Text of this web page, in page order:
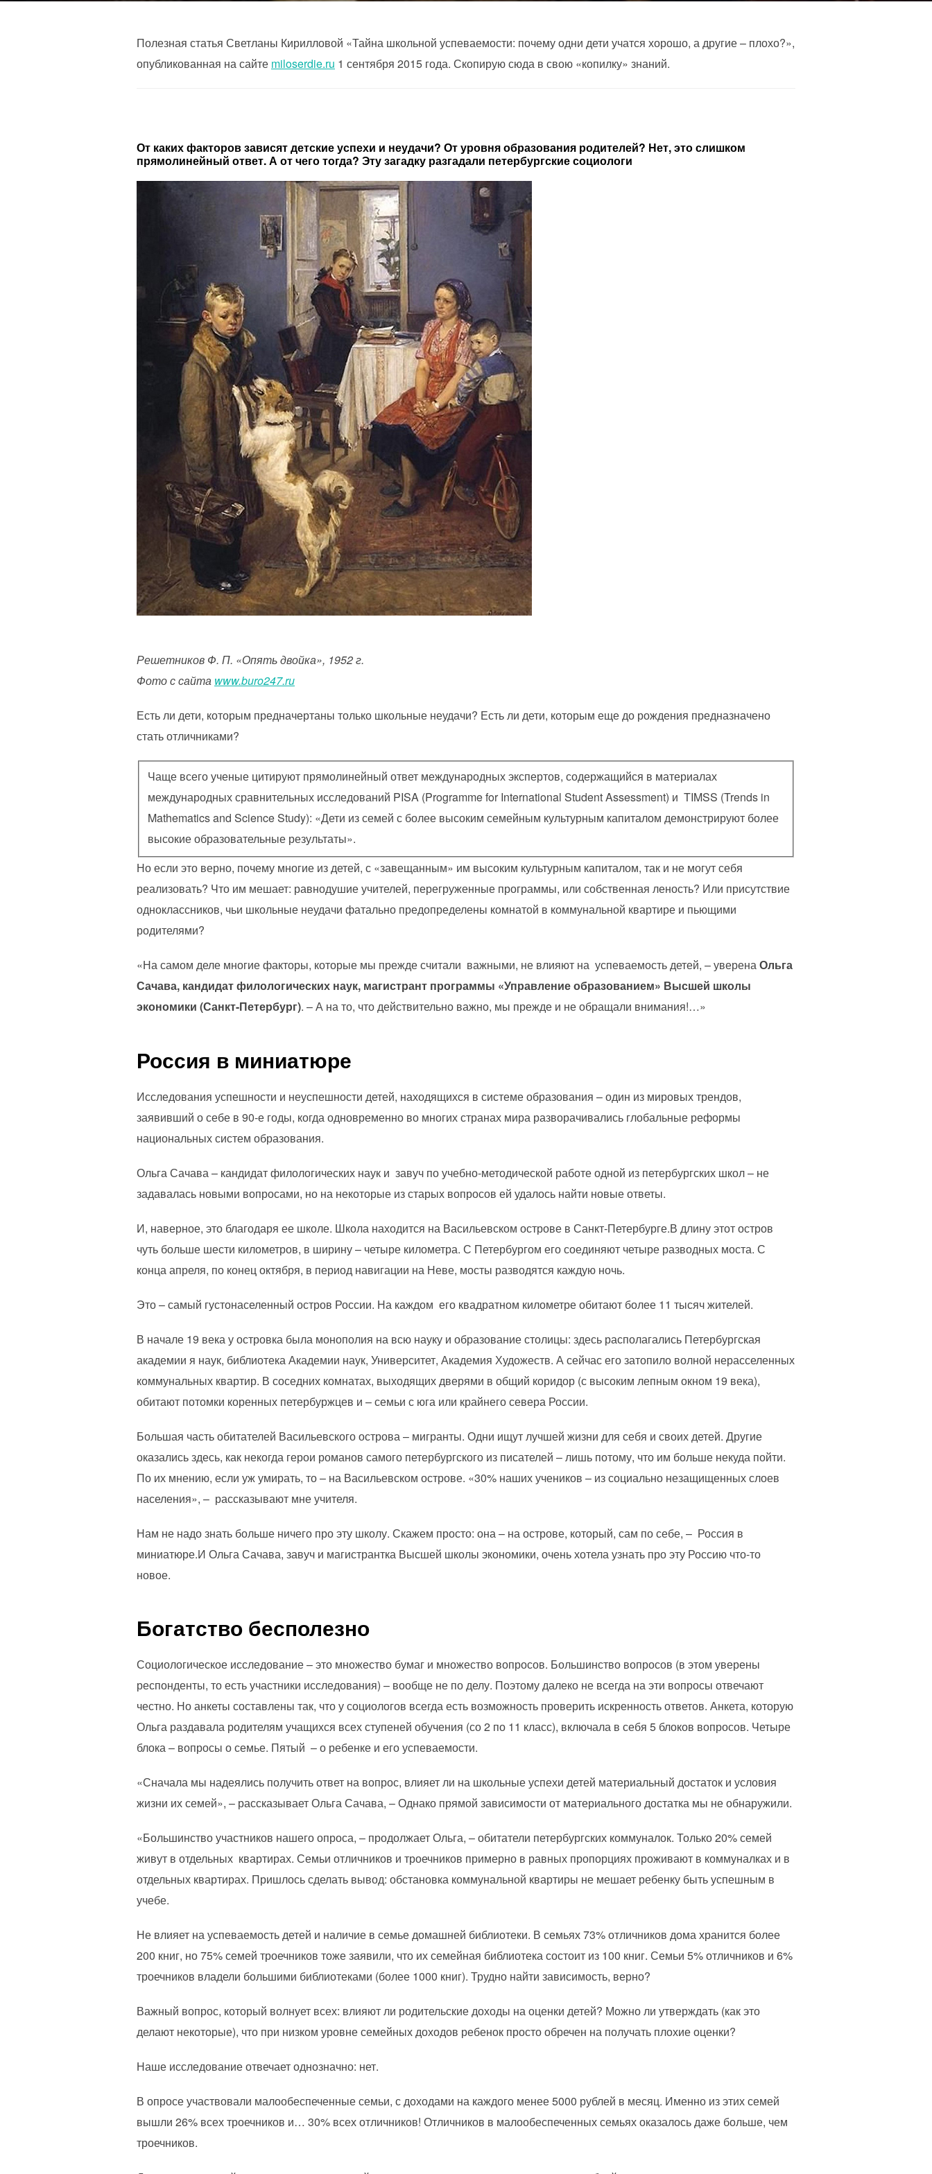
Полезная статья Светланы Кирилловой «Тайна школьной успеваемости: почему одни дети учатся хорошо, а другие – плохо?»,
опубликованная на сайте miloserdie.ru 1 сентября 2015 года. Скопирую сюда в свою «копилку» знаний.
От каких факторов зависят детские успехи и неудачи? От уровня образования родителей? Нет, это слишком
прямолинейный ответ. А от чего тогда? Эту загадку разгадали петербургские социологи
Решетников Ф. П. «Опять двойка», 1952 г.
Фото с сайта www.buro247.ru
Есть ли дети, которым предначертаны только школьные неудачи? Есть ли дети, которым еще до рождения предназначено
стать отличниками?
Чаще всего ученые цитируют прямолинейный ответ международных экспертов, содержащийся в материалах
международных сравнительных исследований PISA (Programme for International Student Assessment) и TIMSS (Trends in
Mathematics and Science Study): «Дети из семей с более высоким семейным культурным капиталом демонстрируют более
высокие образовательные результаты».
Но если это верно, почему многие из детей, с «завещанным» им высоким культурным капиталом, так и не могут себя
реализовать? Что им мешает: равнодушие учителей, перегруженные программы, или собственная леность? Или присутствие
одноклассников, чьи школьные неудачи фатально предопределены комнатой в коммунальной квартире и пьющими
родителями?
«На самом деле многие факторы, которые мы прежде считали важными, не влияют на успеваемость детей, – уверенаОльга
Сачава, кандидат филологических наук, магистрант программы «Управление образованием» Высшей школы
экономики (Санкт-Петербург). – А на то, что действительно важно, мы прежде и не обращали внимания!…»
Россия в миниатюре
Исследования успешности и неуспешности детей, находящихся в системе образования – один из мировых трендов,
заявивший о себе в 90-е годы, когда одновременно во многих странах мира разворачивались глобальные реформы
национальных систем образования.
Ольга Сачава – кандидат филологических наук и завуч по учебно-методической работе одной из петербургских школ – не
задавалась новыми вопросами, но на некоторые из старых вопросов ей удалось найти новые ответы.
И, наверное, это благодаря ее школе. Школа находится на Васильевском острове в Санкт-Петербурге.В длину этот остров
чуть больше шести километров, в ширину – четыре километра. С Петербургом его соединяют четыре разводных моста. С
конца апреля, по конец октября, в период навигации на Неве, мосты разводятся каждую ночь.
Это – самый густонаселенный остров России. На каждом его квадратном километре обитают более 11 тысяч жителей.
В начале 19 века у островка была монополия на всю науку и образование столицы: здесь располагались Петербургская
академии я наук, библиотека Академии наук, Университет, Академия Художеств. А сейчас его затопило волной нерасселенных
коммунальных квартир. В соседних комнатах, выходящих дверями в общий коридор (с высоким лепным окном 19 века),
обитают потомки коренных петербуржцев и – семьи с юга или крайнего севера России.
Большая часть обитателей Васильевского острова – мигранты. Одни ищут лучшей жизни для себя и своих детей. Другие
оказались здесь, как некогда герои романов самого петербургского из писателей – лишь потому, что им больше некуда пойти.
По их мнению, если уж умирать, то – на Васильевском острове. «30% наших учеников – из социально незащищенных слоев
населения», – рассказывают мне учителя.
Нам не надо знать больше ничего про эту школу. Скажем просто: она – на острове, который, сам по себе, – Россия в
миниатюре.И Ольга Сачава, завуч и магистрантка Высшей школы экономики, очень хотела узнать про эту Россию что-то
новое.
Богатство бесполезно
Социологическое исследование – это множество бумаг и множество вопросов. Большинство вопросов (в этом уверены
респонденты, то есть участники исследования) – вообще не по делу. Поэтому далеко не всегда на эти вопросы отвечают
честно. Но анкеты составлены так, что у социологов всегда есть возможность проверить искренность ответов. Анкета, которую
Ольга раздавала родителям учащихся всех ступеней обучения (со 2 по 11 класс), включала в себя 5 блоков вопросов. Четыре
блока – вопросы о семье. Пятый – о ребенке и его успеваемости.
«Сначала мы надеялись получить ответ на вопрос, влияет ли на школьные успехи детей материальный достаток и условия
жизни их семей», – рассказывает Ольга Сачава, – Однако прямой зависимости от материального достатка мы не обнаружили.
«Большинство участников нашего опроса, – продолжает Ольга, – обитатели петербургских коммуналок. Только 20% семей
живут в отдельных квартирах. Семьи отличников и троечников примерно в равных пропорциях проживают в коммуналках и в
отдельных квартирах. Пришлось сделать вывод: обстановка коммунальной квартиры не мешает ребенку быть успешным в
учебе.
Не влияет на успеваемость детей и наличие в семье домашней библиотеки. В семьях 73% отличников дома хранится более
200 книг, но 75% семей троечников тоже заявили, что их семейная библиотека состоит из 100 книг. Семьи 5% отличников и 6%
троечников владели большими библиотеками (более 1000 книг). Трудно найти зависимость, верно?
Важный вопрос, который волнует всех: влияют ли родительские доходы на оценки детей? Можно ли утверждать (как это
делают некоторые), что при низком уровне семейных доходов ребенок просто обречен на получать плохие оценки?
Наше исследование отвечает однозначно: нет.
В опросе участвовали малообеспеченные семьи, с доходами на каждого менее 5000 рублей в месяц. Именно из этих семей
вышли 26% всех троечников и… 30% всех отличников! Отличников в малообеспеченных семьях оказалось даже больше, чем
троечников.